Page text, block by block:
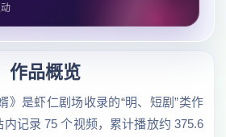
作品概览
》是虾仁剧场收录的“明、短剧”类作
记录 75 个视频，累计播放约 375.6